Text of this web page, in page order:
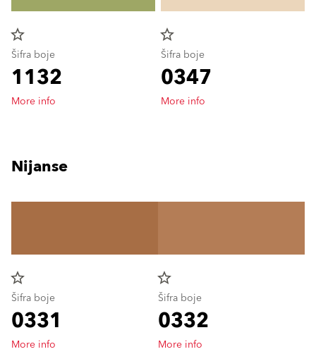
star_border
Šifra boje
1132
More info
star_border
Šifra boje
0347
More info
Nijanse
star_border
Šifra boje
0331
More info
star_border
Šifra boje
0332
More info